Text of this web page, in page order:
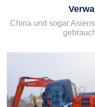
China und sogar